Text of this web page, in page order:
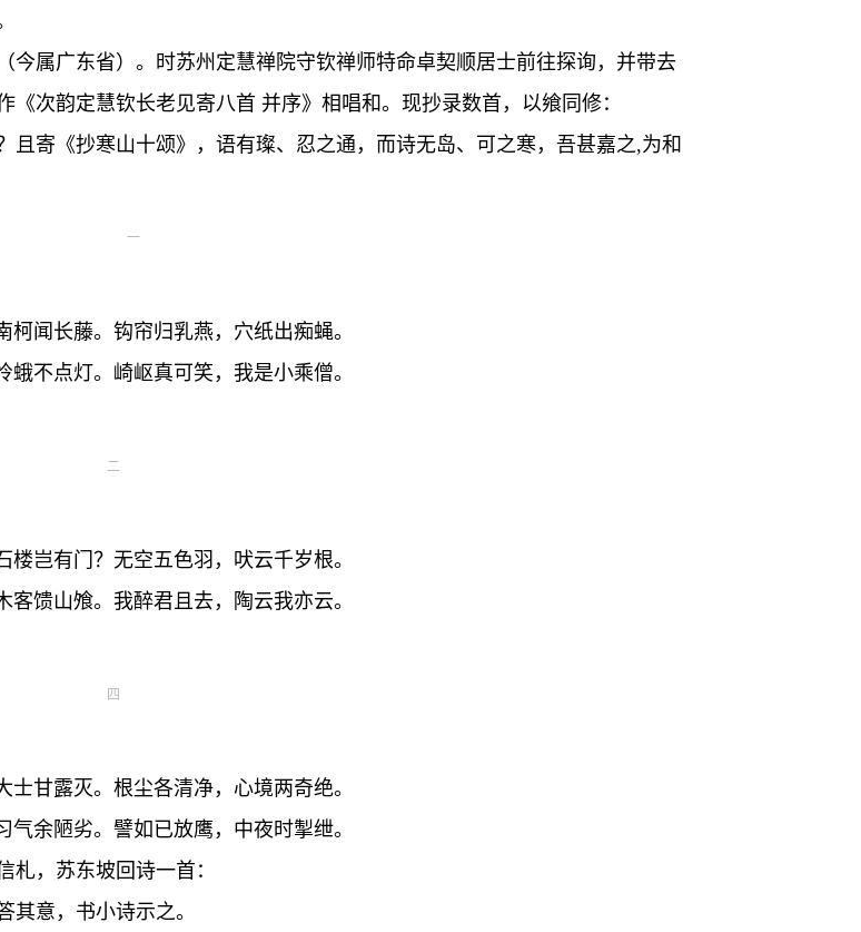
今属广东省）。时苏州定慧禅院守钦禅师特命卓契顺居士前往探询，并带去
次韵定慧钦长老见寄八首 并序》相唱和。现抄录数首，以飨同修：
寄《抄寒山十颂》，语有璨、忍之通，而诗无岛、可之寒，吾甚嘉之,为和
一
柯闻长藤。钩帘归乳燕，穴纸出痴蝇。
蛾不点灯。崎岖真可笑，我是小乘僧。
二
楼岂有门？无空五色羽，吠云千岁根。
客馈山飧。我醉君且去，陶云我亦云。
四
士甘露灭。根尘各清净，心境两奇绝。
气余陋劣。譬如已放鹰，中夜时掣绁。
，苏东坡回诗一首：
意，书小诗示之。